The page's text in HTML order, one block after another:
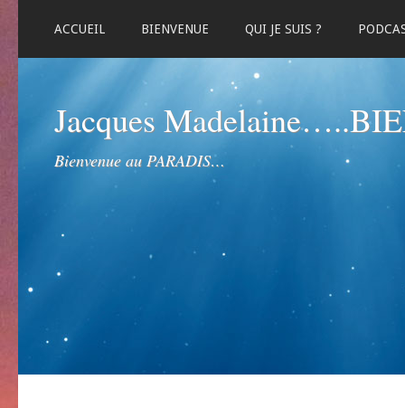
ACCUEIL BIENVENUE QUI JE SUIS ?
Jacques
Bienvenue au PARADIS…